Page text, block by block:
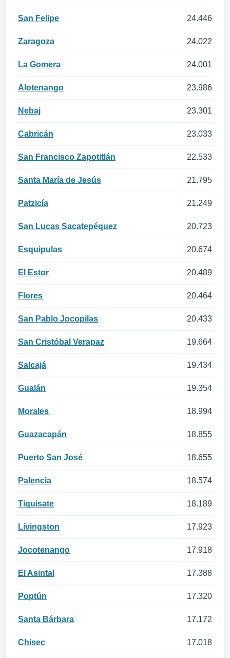
San Felipe 24.446
Zaragoza 24.022
La Gomera 24.001
Alotenango 23.986
Nebaj 23.301
Cabricán 23.033
San Francisco Zapotitlán 22.533
Santa María de Jesús 21.795
Patzicía 21.249
San Lucas Sacatepéquez 20.723
Esquipulas 20.674
El Estor 20.489
Flores 20.464
San Pablo Jocopilas 20.433
San Cristóbal Verapaz 19.664
Salcajá 19.434
Gualán 19.354
Morales 18.994
Guazacapán 18.855
Puerto San José 18.655
Palencia 18.574
Tiquisate 18.189
Lívingston 17.923
Jocotenango 17.918
El Asintal 17.388
Poptún 17.320
Santa Bárbara 17.172
Chisec 17.018